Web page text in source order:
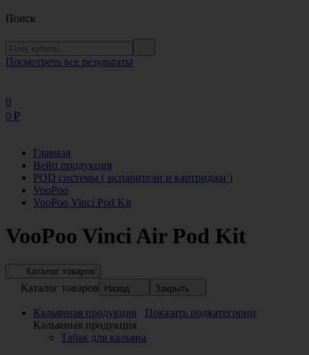
Поиск
Посмотреть все результаты
0
0 ₽
Главная
Вейп продукция
POD системы ( испарители и картриджи )
VooPoo
VooPoo Vinci Pod Kit
VooPoo Vinci Air Pod Kit
Каталог товаров
Каталог товаров Назад Закрыть
Кальянная продукция
Показать подкатегории
Кальянная продукция
Табак для кальяна